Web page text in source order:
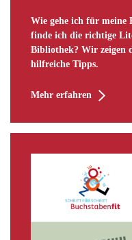
Wie gehe ich für meine
finde ich die richtige
Bibliothek? Wir zeigen
hilfreiche Tipps.
Mehr erfahren